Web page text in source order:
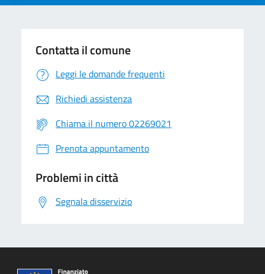
Contatta il comune
Leggi le domande frequenti
Richiedi assistenza
Chiama il numero 02269021
Prenota appuntamento
Problemi in città
Segnala disservizio